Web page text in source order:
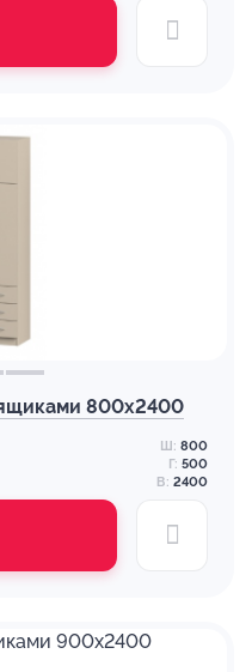
800х2400
Ш: 800
Г: 500
В: 2400